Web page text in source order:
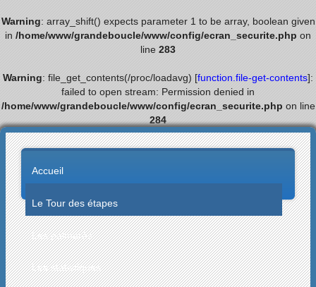
Warning: array_shift() expects parameter 1 to be array, boolean given
in /home/www/grandeboucle/www/config/ecran_securite.php on
line 283
Warning: file_get_contents(/proc/loadavg) [function.file-get-contents]:
failed to open stream: Permission denied in
/home/www/grandeboucle/www/config/ecran_securite.php on line
284
Accueil
Le Tour des étapes
Les palmarès
Les statistiques